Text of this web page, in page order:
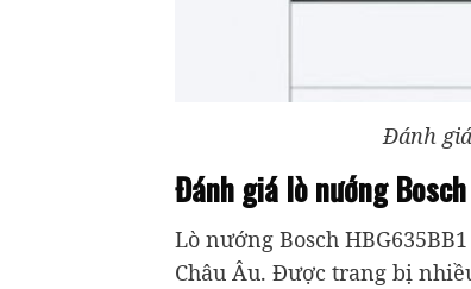
Đánh
Đánh giá lò nướng
Lò nướng Bosch
Châu Âu. Được trang bị